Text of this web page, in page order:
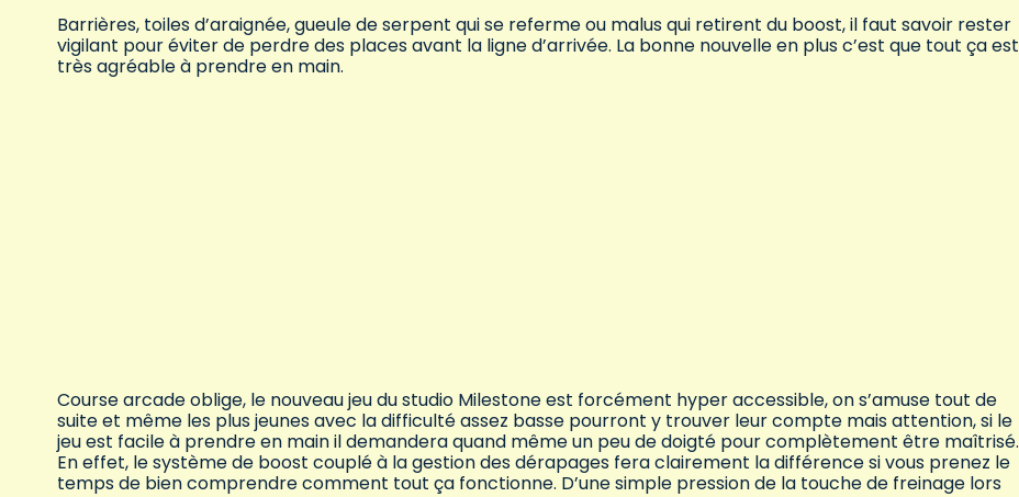
Barrières, toiles d’araignée, gueule de serpent qui se referme ou malus qui retirent du boost, il faut savoir rester
vigilant pour éviter de perdre des places avant la ligne d’arrivée. La bonne nouvelle en plus c’est que tout ça est
très agréable à prendre en main.
Course arcade oblige, le nouveau jeu du studio Milestone est forcément hyper accessible, on s’amuse tout de
suite et même les plus jeunes avec la difficulté assez basse pourront y trouver leur compte mais attention, si le
jeu est facile à prendre en main il demandera quand même un peu de doigté pour complètement être maîtrisé.
En effet, le système de boost couplé à la gestion des dérapages fera clairement la différence si vous prenez le
temps de bien comprendre comment tout ça fonctionne. D’une simple pression de la touche de freinage lors